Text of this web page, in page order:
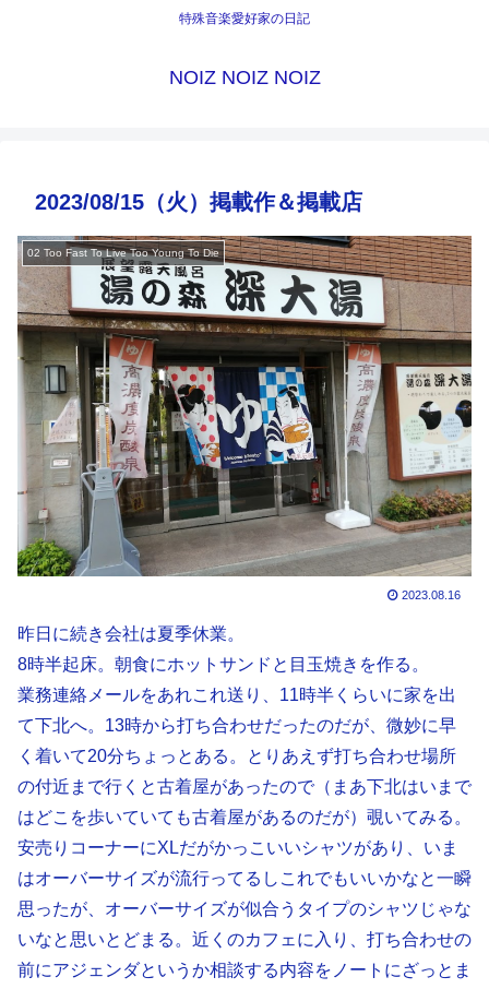
特殊音楽愛好家の日記
NOIZ NOIZ NOIZ
2023/08/15（火）掲載作＆掲載店
02 Too Fast To Live Too Young To Die
2023.08.16
昨日に続き会社は夏季休業。
8時半起床。朝食にホットサンドと目玉焼きを作る。
業務連絡メールをあれこれ送り、11時半くらいに家を出
て下北へ。13時から打ち合わせだったのだが、微妙に早
く着いて20分ちょっとある。とりあえず打ち合わせ場所
の付近まで行くと古着屋があったので（まあ下北はいまで
はどこを歩いていても古着屋があるのだが）覗いてみる。
安売りコーナーにXLだがかっこいいシャツがあり、いま
はオーバーサイズが流行ってるしこれでもいいかなと一瞬
思ったが、オーバーサイズが似合うタイプのシャツじゃな
いなと思いとどまる。近くのカフェに入り、打ち合わせの
前にアジェンダというか相談する内容をノートにざっとま